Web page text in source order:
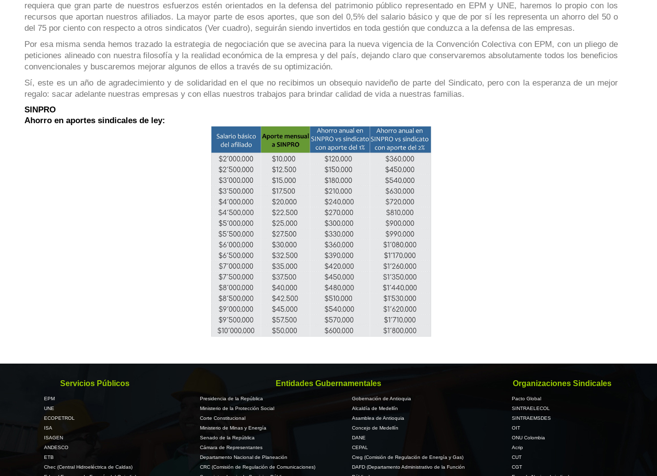
requiera que gran parte de nuestros esfuerzos estén orientados en la defensa del patrimonio público representado en EPM y UNE, haremos lo propio con los
recursos que aportan nuestros afiliados. La mayor parte de esos aportes, que son del 0,5% del salario básico y que de por sí les representa un ahorro del 50 o
del 75 por ciento con respecto a otros sindicatos (Ver cuadro), seguirán siendo invertidos en toda gestión que conduzca a la defensa de las empresas.
Por esa misma senda hemos trazado la estrategia de negociación que se avecina para la nueva vigencia de la Convención Colectiva con EPM, con un pliego de
peticiones alineado con nuestra filosofía y la realidad económica de la empresa y del país, dejando claro que conservaremos absolutamente todos los beneficios
convencionales y buscaremos mejorar algunos de ellos a través de su optimización.
Sí, este es un año de agradecimiento y de solidaridad en el que no recibimos un obsequio navideño de parte del Sindicato, pero con la esperanza de un mejor
regalo: sacar adelante nuestras empresas y con ellas nuestros trabajos para brindar calidad de vida a nuestras familias.
SINPRO
Ahorro en aportes sindicales de ley:
Servicios Públicos
EPM
UNE
ECOPETROL
ISA
ISAGEN
ANDESCO
ETB
Chec (Central Hidroeléctrica de Caldas)
Entidades Gubernamentales
Presidencia de la República
Ministerio de la Protección Social
Corte Constitucional
Ministerio de Minas y Energía
Senado de la República
Cámara de Representantes
Departamento Nacional de Planeación
CRC (Comisión de Regulación de Comunicaciones)
Gobernación de Antioquia
Alcaldía de Medellín
Asamblea de Antioquia
Concejo de Medellín
DANE
CEPAL
Creg (Comisión de Regulación de Energía y Gas)
DAFD (Departamento Administrativo de la Función
Organizaciones Sindicales
Pacto Global
SINTRAELECOL
SINTRAEMSDES
OIT
ONU Colombia
Acrip
CUT
CGT